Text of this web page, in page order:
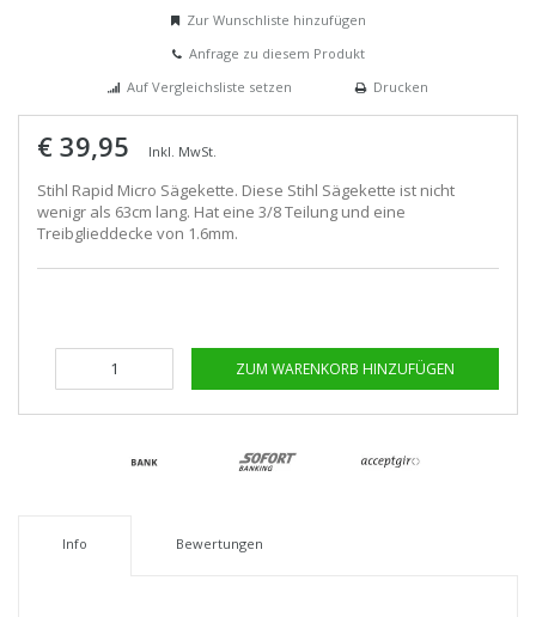
Zur Wunschliste hinzufügen
Anfrage zu diesem Produkt
Auf Vergleichsliste setzen
Drucken
€ 39,95 Inkl. MwSt.
Stihl Rapid Micro Sägekette. Diese Stihl Sägekette ist nicht
wenigr als 63cm lang. Hat eine 3/8 Teilung und eine
Treibglieddecke von 1.6mm.
ZUM WARENKORB HINZUFÜGEN
Info Bewertungen